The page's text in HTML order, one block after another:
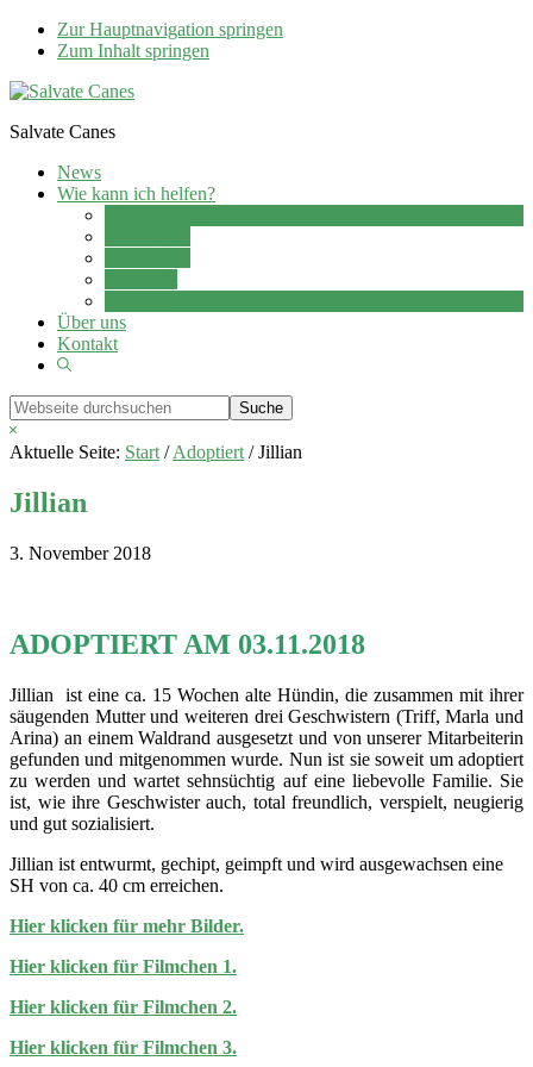
Zur Hauptnavigation springen
Zum Inhalt springen
Salvate Canes
News
Wie kann ich helfen?
Über uns
Kontakt
Show
Webseite
durchsuchen
Hide
Search
Aktuelle Seite: Start / Adoptiert /Jillian
Jillian
3. November 2018
ADOPTIERT AM 03.11.2018
Jillian ist eine ca. 15 Wochen alte Hündin, die zusammen mit ihrer
säugenden Mutter und weiteren drei Geschwistern (Triff, Marla und
Arina) an einem Waldrand ausgesetzt und von unserer Mitarbeiterin
gefunden und mitgenommen wurde. Nun ist sie soweit um adoptiert
zu werden und wartet sehnsüchtig auf eine liebevolle Familie. Sie
ist, wie ihre Geschwister auch, total freundlich, verspielt, neugierig
und gut sozialisiert.
Jillian ist entwurmt, gechipt, geimpft und wird ausgewachsen eine
SH von ca. 40 cm erreichen.
Hier klicken für mehr Bilder.
Hier klicken für Filmchen 1.
Hier klicken für Filmchen 2.
Hier klicken für Filmchen 3.